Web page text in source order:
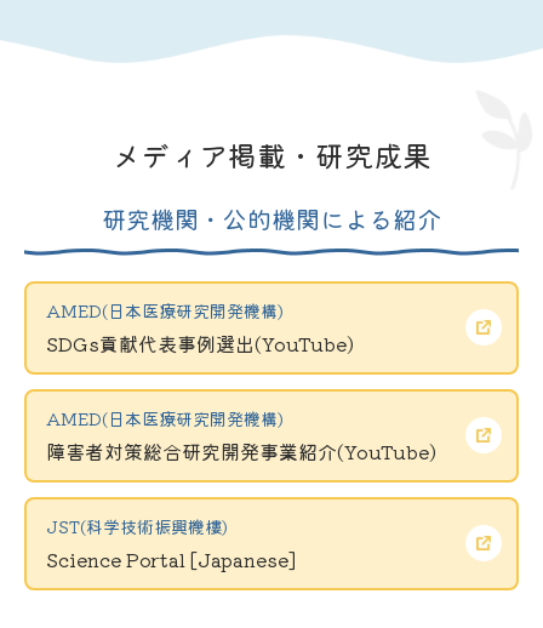
メディア掲載・研究成果
研究機関・公的機関による紹介
AMED(日本医療研究開発機構)
SDGs貢献代表事例選出(YouTube)
AMED(日本医療研究開発機構)
障害者対策総合研究開発事業紹介(YouTube)
JST(科学技術振興機樓)
Science Portal [Japanese]